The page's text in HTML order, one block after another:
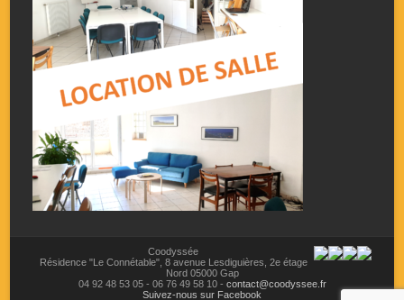
Coodyssée
Résidence "Le Connétable", 8 avenue Lesdiguières, 2e étage
Nord 05000 Gap
04 92 48 53 05- 06 76 49 58 10- contact@coodyssee.fr
Suivez-nous sur Facebook